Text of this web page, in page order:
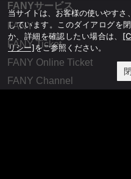
FANYサービス
FANY
FANY Ticket
FANY Online Ticket
FANY Channel
当サイトは、お客様の使いやす
しています。このダイアログを
か、詳細を確認したい場合は、
リシー]をご参照ください。